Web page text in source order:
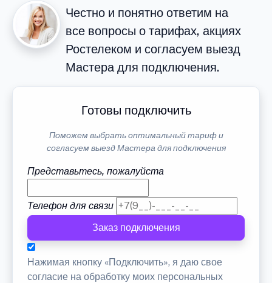
Честно и понятно ответим на
все вопросы о тарифах, акциях
Ростелеком и согласуем выезд
Мастера для подключения.
Готовы подключить
Поможем выбрать оптимальный тариф и
согласуем выезд Мастера для подключения
Представьтесь, пожалуйста
Телефон для связи
Заказ подключения
Нажимая кнопку «Подключить», я даю свое
согласие на обработку моих персональных